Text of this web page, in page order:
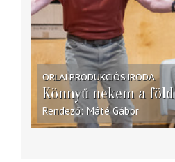
ORLAI PRODUKCIÓS IRODA
Könnyű nekem a föld
Rendező Máté Gábor